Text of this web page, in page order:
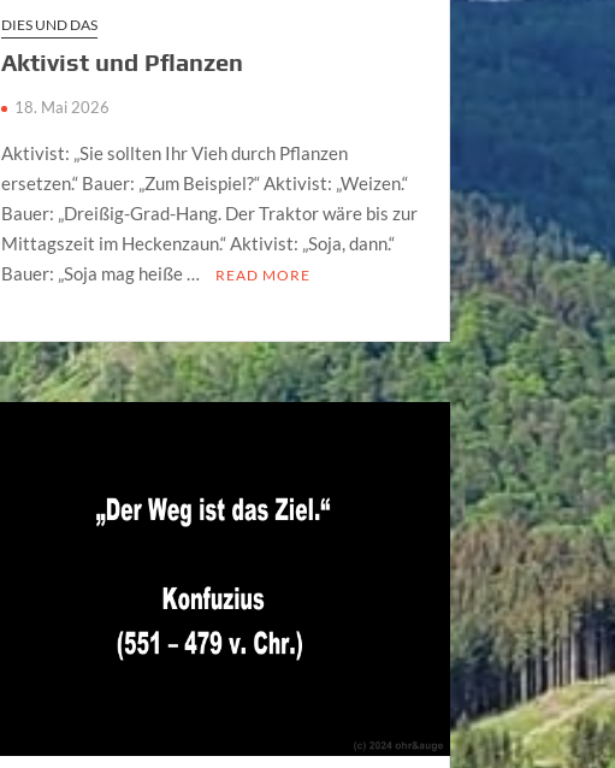
DIES UND DAS
Aktivist und Pflanzen
18. Mai 2026
Aktivist: „Sie sollten Ihr Vieh durch Pflanzen
ersetzen.“ Bauer: „Zum Beispiel?“ Aktivist: „Weizen.“
Bauer: „Dreißig-Grad-Hang. Der Traktor wäre bis zur
Mittagszeit im Heckenzaun.“ Aktivist: „Soja, dann.“
Bauer: „Soja mag heiße …
READ MORE